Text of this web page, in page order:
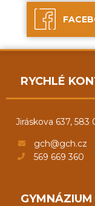
RYCHLÉ
Jiráskova 637, 583
gch@gch.cz
569 669 360